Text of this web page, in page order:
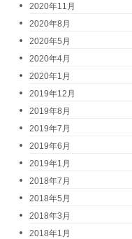
2020年11月
2020年8月
2020年5月
2020年4月
2020年1月
2019年12月
2019年8月
2019年7月
2019年6月
2019年1月
2018年7月
2018年5月
2018年3月
2018年1月